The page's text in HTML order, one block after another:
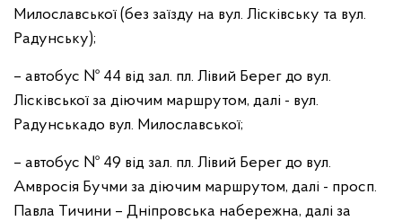
Милославської (без заїзду на вул. Лісківську та вул.
Радунську);
– автобус № 44 від зал. пл. Лівий Берег до вул.
Лісківської за діючим маршрутом, далі - вул.
Радунськадо вул. Милославської;
– автобус № 49 від зал. пл. Лівий Берег до вул.
Амвросія Бучми за діючим маршрутом, далі - просп.
Павла Тичини – Дніпровська набережна, далі за